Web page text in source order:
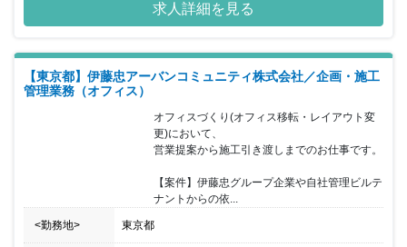
求人詳細を見る
【東京都】伊藤忠アーバンコミュニティ株式会社／企画・施工
管理業務（オフィス）
オフィスづくり(オフィス移転・レイアウト変
更)において、
営業提案から施工引き渡しまでのお仕事です。
【案件】伊藤忠グループ企業や自社管理ビルテ
ナントからの依...
<勤務地> 東京都